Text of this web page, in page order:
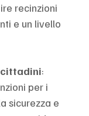
recinzioni
e un livello
cittadini:
per i
sicurezza e